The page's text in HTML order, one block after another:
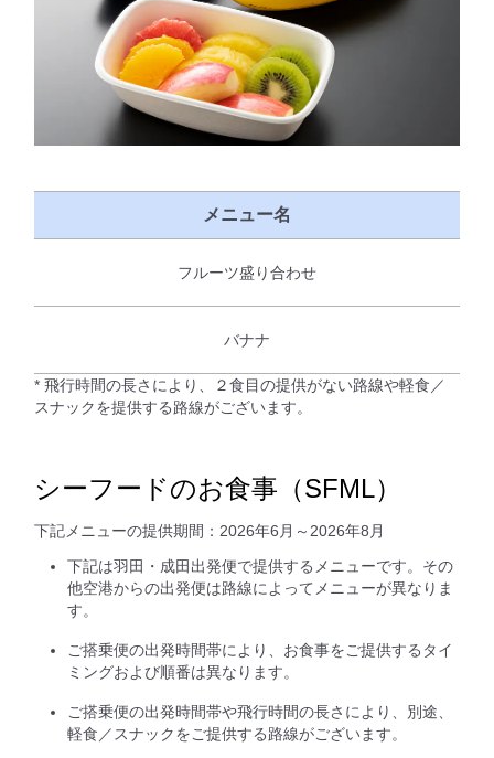
メニュー名
フルーツ盛り合わせ
バナナ
* 飛行時間の長さにより、２食目の提供がない路線や軽食／
スナックを提供する路線がございます。
シーフードのお食事（SFML）
下記メニューの提供期間：2026年6月～2026年8月
下記は羽田・成田出発便で提供するメニューです。その
他空港からの出発便は路線によってメニューが異なりま
す。
ご搭乗便の出発時間帯により、お食事をご提供するタイ
ミングおよび順番は異なります。
ご搭乗便の出発時間帯や飛行時間の長さにより、別途、
軽食／スナックをご提供する路線がございます。